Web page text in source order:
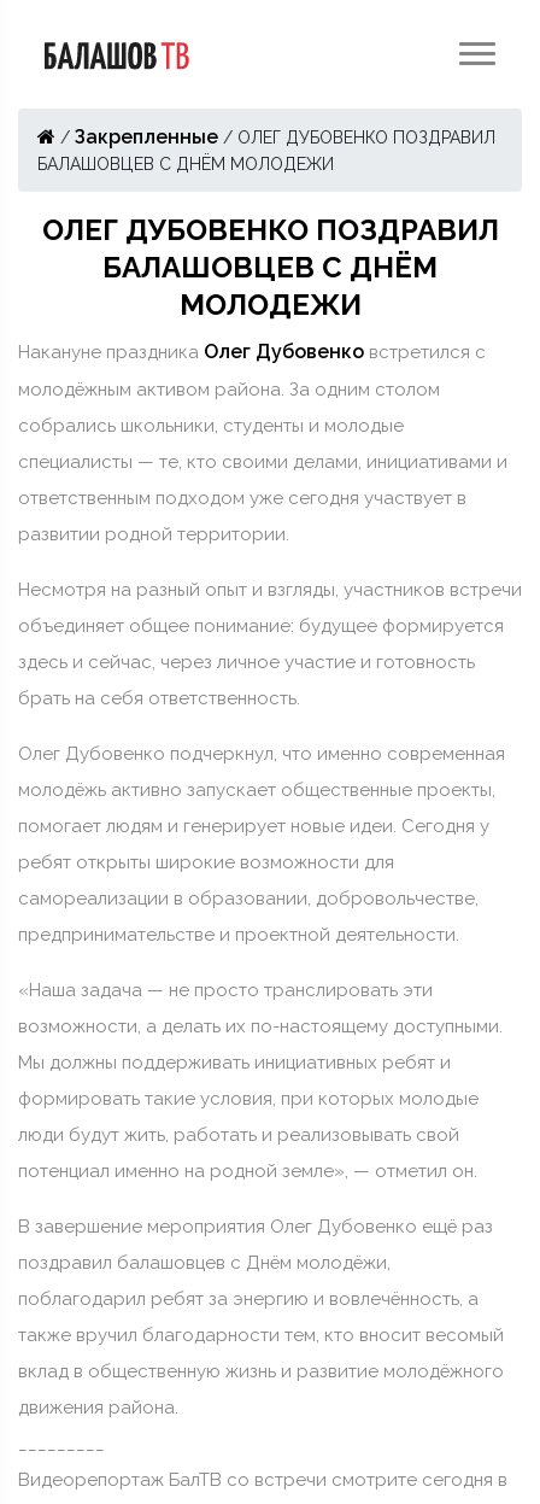
/ Закрепленные / ОЛЕГ ДУБОВЕНКО ПОЗДРАВИЛ
БАЛАШОВЦЕВ С ДНЁМ МОЛОДЕЖИ
ОЛЕГ ДУБОВЕНКО ПОЗДРАВИЛ
БАЛАШОВЦЕВ С ДНЁМ
МОЛОДЕЖИ
Накануне праздника Олег Дубовенко встретился с
молодёжным активом района. За одним столом
собрались школьники, студенты и молодые
специалисты — те, кто своими делами, инициативами и
ответственным подходом уже сегодня участвует в
развитии родной территории.
Несмотря на разный опыт и взгляды, участников встречи
объединяет общее понимание: будущее формируется
здесь и сейчас, через личное участие и готовность
брать на себя ответственность.
Олег Дубовенко подчеркнул, что именно современная
молодёжь активно запускает общественные проекты,
помогает людям и генерирует новые идеи. Сегодня у
ребят открыты широкие возможности для
самореализации в образовании, добровольчестве,
предпринимательстве и проектной деятельности.
«Наша задача — не просто транслировать эти
возможности, а делать их по-настоящему доступными.
Мы должны поддерживать инициативных ребят и
формировать такие условия, при которых молодые
люди будут жить, работать и реализовывать свой
потенциал именно на родной земле», — отметил он.
В завершение мероприятия Олег Дубовенко ещё раз
поздравил балашовцев с Днём молодёжи,
поблагодарил ребят за энергию и вовлечённость, а
также вручил благодарности тем, кто вносит весомый
вклад в общественную жизнь и развитие молодёжного
движения района.
Видеорепортаж БалТВ со встречи смотрите сегодня в